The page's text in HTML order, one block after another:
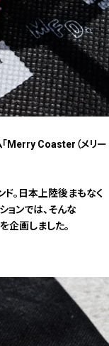
「Merry Coaster（メリー
。日本上陸後まもなく
ョンでは、そんな
企画しました。